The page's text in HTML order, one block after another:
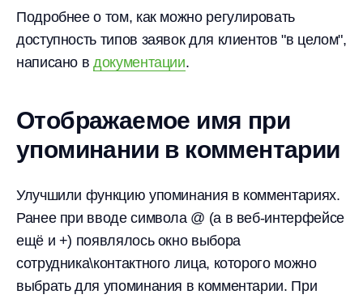
Подробнее о том, как можно регулировать
доступность типов заявок для клиентов "в целом",
написано вдокументации.
Отображаемое имя при
упоминании в комментарии
Улучшили функцию упоминания в комментариях.
Ранее при вводе символа @ (а в веб-интерфейсе
ещё и +) появлялось окно выбора
сотрудника\контактного лица, которого можно
выбрать для упоминания в комментарии. При